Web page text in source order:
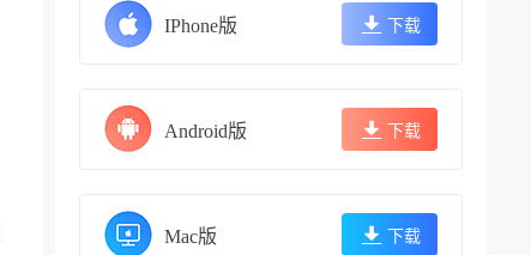
IPhone版 下载
Android版 下载
Mac版 下载